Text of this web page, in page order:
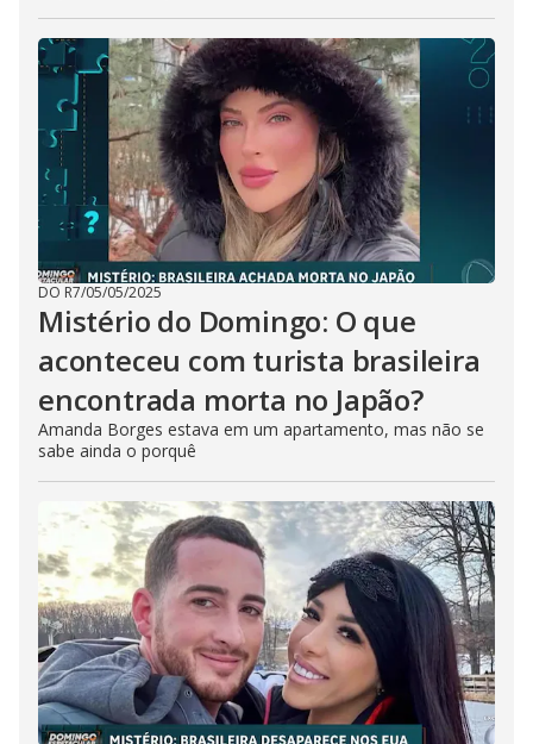
DO R7/05/05/2025
Mistério do Domingo: O que
aconteceu com turista brasileira
encontrada morta no Japão?
Amanda Borges estava em um apartamento, mas não se
sabe ainda o porquê